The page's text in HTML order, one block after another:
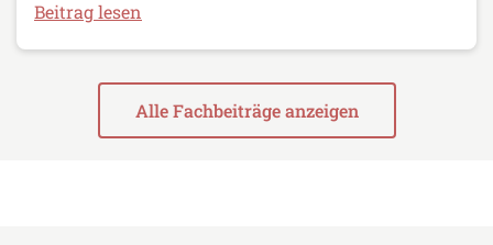
Beitrag lesen
Alle Fachbeiträge anzeigen